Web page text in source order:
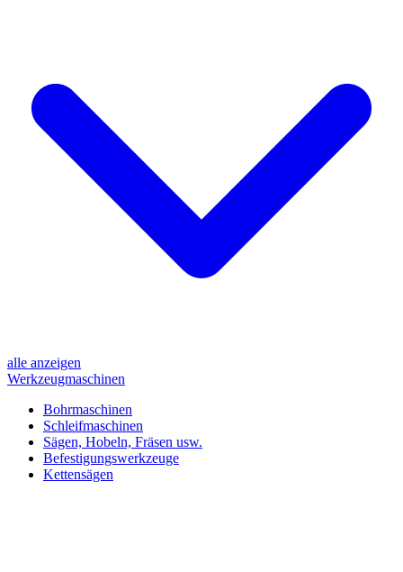
alle anzeigen
Werkzeugmaschinen
Bohrmaschinen
Schleifmaschinen
Sägen, Hobeln, Fräsen usw.
Befestigungswerkzeuge
Kettensägen